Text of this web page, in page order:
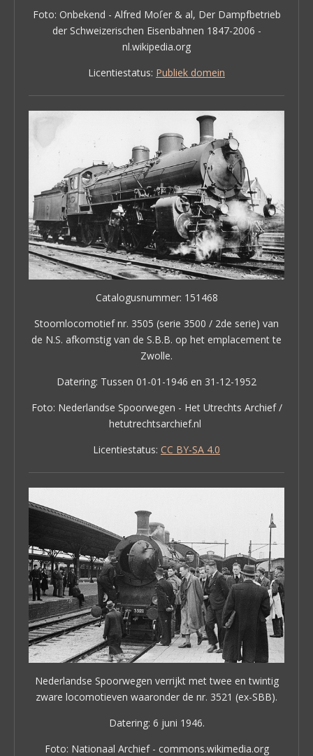
Foto: Onbekend - Alfred Moſer & al, Der Dampfbetrieb
der Schweizerischen Eisenbahnen 1847-2006 -
nl.wikipedia.org
Licentiestatus: Publiek domein
Catalogusnummer: 151468
Stoomlocomotief nr. 3505 (serie 3500 / 2de serie) van
de N.S. afkomstig van de S.B.B. op het emplacement te
Zwolle.
Datering: Tussen 01-01-1946 en 31-12-1952
Foto: Nederlandse Spoorwegen - Het Utrechts Archief /
hetutrechtsarchief.nl
Licentiestatus: CC BY-SA 4.0
Nederlandse Spoorwegen verrijkt met twee en twintig
zware locomotieven waaronder de nr. 3521 (ex-SBB).
Datering: 6 juni 1946.
Foto: Nationaal Archief - commons.wikimedia.org